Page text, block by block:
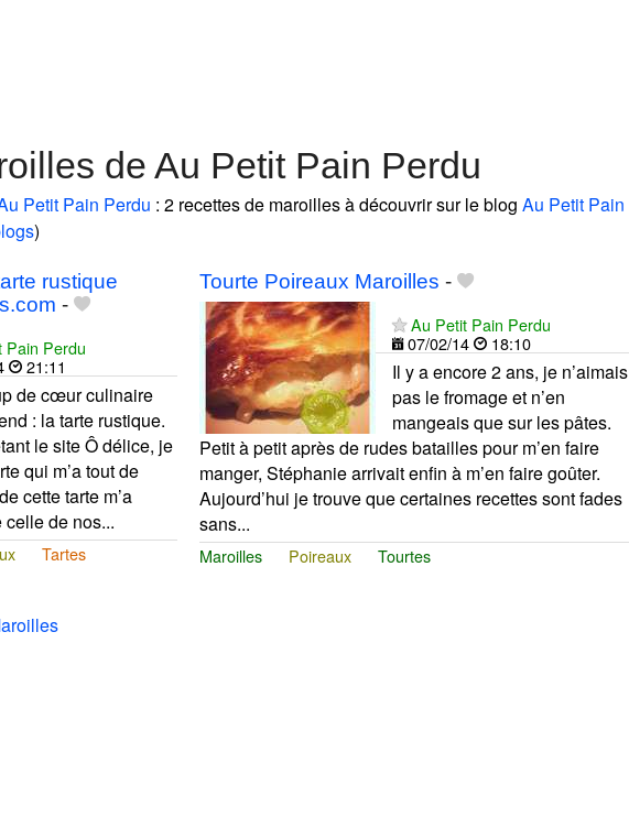
de Au Petit Pain Perdu
Petit Pain Perdu : 2 recettes de maroilles à découvrir sur le blog Au Petit Pain
)
rustique
-
Pain Perdu
21:11
de cœur culinaire
: la tarte rustique.
le site Ô délice, je
qui m’a tout de
cette tarte m’a
de nos...
Tartes
Tourte Poireaux Maroilles -
Au Petit Pain Perdu
07/02/14
18:10
Il y a encore 2 ans, je n’aimais
pas le fromage et n’en
mangeais que sur les pâtes.
Petit à petit après de rudes batailles pour m’en faire
manger, Stéphanie arrivait enfin à m’en faire goûter.
Aujourd’hui je trouve que certaines recettes sont fades
sans...
Maroilles Poireaux Tourtes